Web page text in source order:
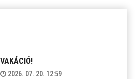
VAKÁCIÓ!
2026. 07. 20. 12:59